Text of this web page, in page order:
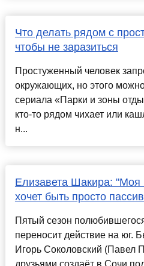
Что делать рядом с
чтобы не заразиться
Простуженный человек
окружающих, но этого
сериала «Парки и зоны
кто-то рядом чихает или
н...
Елизавета Шакира: "Моя
хочет быть просто
Пятый сезон
переносит действие на юг.
Игорь Соколовский (Павел